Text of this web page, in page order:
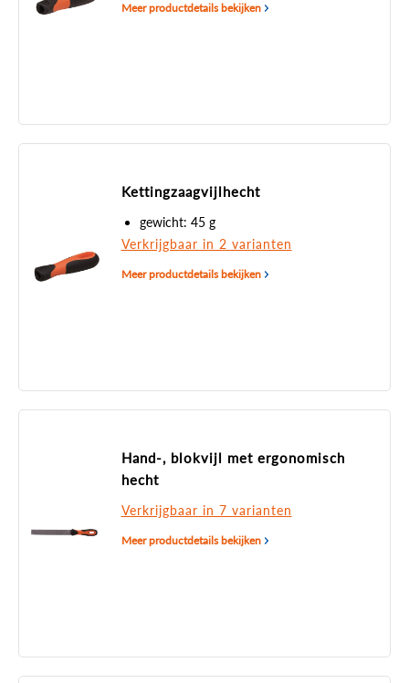
Meer productdetails bekijken
Kettingzaagvijlhecht
gewicht: 45 g
Verkrijgbaar in 2 varianten
Meer productdetails bekijken
Hand-, blokvijl met ergonomisch
hecht
Verkrijgbaar in 7 varianten
Meer productdetails bekijken